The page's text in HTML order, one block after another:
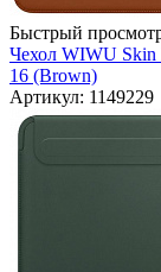
Быстрый
Чехол WIWU Skin
16 (Brown)
Артикул: 1149229